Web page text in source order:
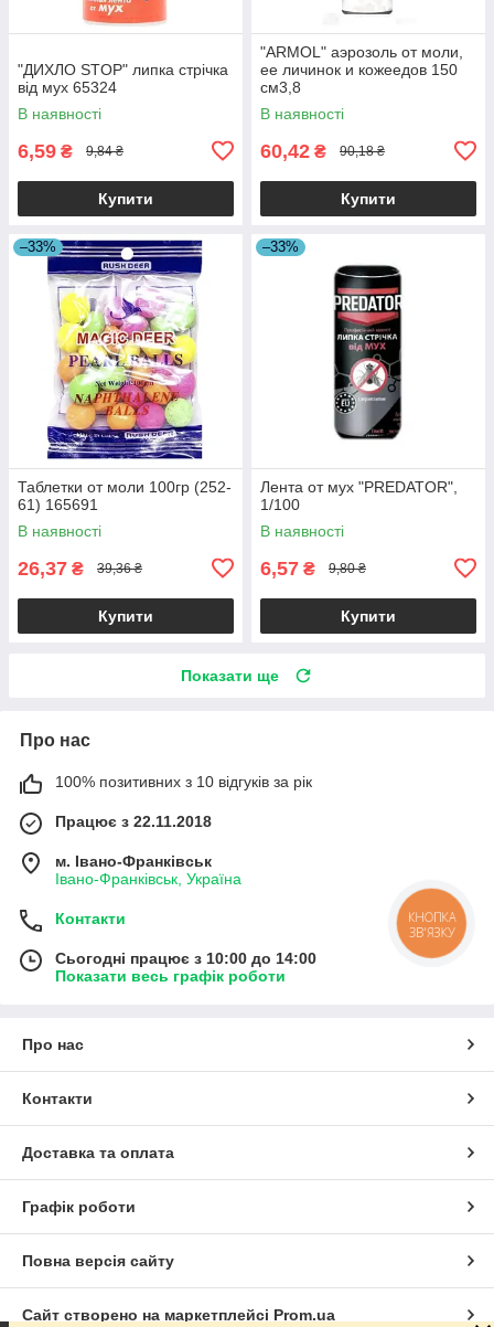
"ДИХЛО STOP" липка стрічка
від мух 65324
В наявності
6,59 ₴ 9,84 ₴
Купити
"ARMOL" аэрозоль от моли,
ее личинок и кожеедов 150
см3,8
В наявності
60,42 ₴ 90,18 ₴
Купити
–33%
Таблетки от моли 100гр (252-
61) 165691
В наявності
26,37 ₴ 39,36 ₴
Купити
–33%
Лента от мух "PREDATOR",
1/100
В наявності
6,57 ₴ 9,80 ₴
Купити
Показати ще
Про нас
100% позитивних з 10 відгуків за рік
Працює з 22.11.2018
м. Івано-Франківськ
Івано-Франківськ, Україна
Контакти
Сьогодні працює з 10:00 до 14:00
Показати весь графік роботи
Про нас
Контакти
Доставка та оплата
Графік роботи
Повна версія сайту
Сайт створено на маркетплейсі Prom.ua
КНОПКА
ЗВ'ЯЗКУ